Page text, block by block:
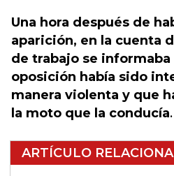
Una hora después de
aparición, en la cuenta
de trabajo se
oposición había sido
manera violenta y que
la moto que la conducía.
ARTÍCULO